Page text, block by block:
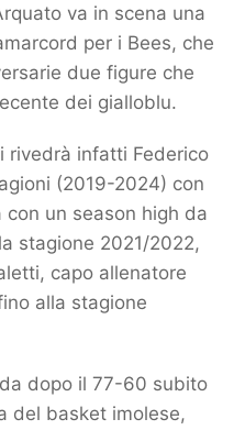
va in scena una
per i Bees, che
due figure che
dei gialloblu.
rivedrà infatti Federico
(2019-2024) con
un season high da
stagione 2021/2022,
capo allenatore
alla stagione
dopo il 77-60 subito
del basket imolese,